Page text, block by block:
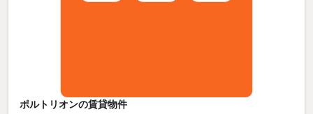
ポルトリオンの賃貸物件